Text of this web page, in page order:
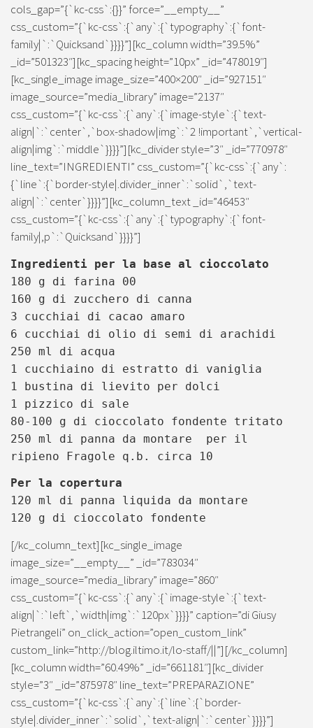
cols_gap=”{`kc-css`:{}}” force=”__empty__”
css_custom=”{`kc-css`:{`any`:{`typography`:{`font-
family|`:`Quicksand`}}}}”][kc_column width=”39.5%”
_id=”501323″][kc_spacing height=”10px” _id=”478019″]
[kc_single_image image_size=”400×200″ _id=”927151″
image_source=”media_library” image=”2137″
css_custom=”{`kc-css`:{`any`:{`image-style`:{`text-
align|`:`center`,`box-shadow|img`:`2 !important`,`vertical-
align|img`:`middle`}}}}”][kc_divider style=”3″ _id=”770978″
line_text=”INGREDIENTI” css_custom=”{`kc-css`:{`any`:
{`line`:{`border-style|.divider_inner`:`solid`,`text-
align|`:`center`}}}}”][kc_column_text _id=”46453″
css_custom=”{`kc-css`:{`any`:{`typography`:{`font-
family|,p`:`Quicksand`}}}}”]
Ingredienti per la base al cioccolato
180 g di farina 00
160 g di zucchero di canna
3 cucchiai di cacao amaro
6 cucchiai di olio di semi di arachidi
250 ml di acqua
1 cucchiaino di estratto di vaniglia
1 bustina di lievito per dolci
1 pizzico di sale
80-100 g di cioccolato fondente tritato
250 ml di panna da montare per il
ripieno Fragole q.b. circa 10
Per la copertura
120 ml di panna liquida da montare
120 g di cioccolato fondente
[/kc_column_text][kc_single_image
image_size=”__empty__” _id=”783034″
image_source=”media_library” image=”860″
css_custom=”{`kc-css`:{`any`:{`image-style`:{`text-
align|`:`left`,`width|img`:`120px`}}}}” caption=”di Giusy
Pietrangeli” on_click_action=”open_custom_link”
custom_link=”http://blog.iltimo.it/lo-staff/||”][/kc_column]
[kc_column width=”60.49%” _id=”661181″][kc_divider
style=”3″ _id=”875978″ line_text=”PREPARAZIONE”
css_custom=”{`kc-css`:{`any`:{`line`:{`border-
style|.divider_inner`:`solid`,`text-align|`:`center`}}}}”]